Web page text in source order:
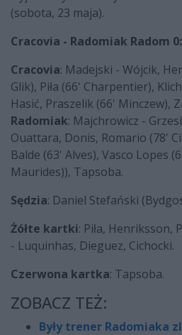
(sobota, 23 maja).
Cracovia - Radomiak Radom
Cracovia: Madejski - Wójcik,
Glik), Piła (66' Charpentier),
Hasić, Praszelik (66' Minczew),
Radomiak: Majchrowicz -
Ouattara, Donis, Romario (78'
Balde (63' Alves), Vasco Lopes
Maurides)), Tapsoba.
Sędzia: Daniel Stefański
Żółte kartki: Piła, Henriksson,
- Luquinhas, Dieguez, Cichocki.
Czerwona kartka: Tapsoba.
ZOBACZ TEŻ:
Były trener Radomiaka